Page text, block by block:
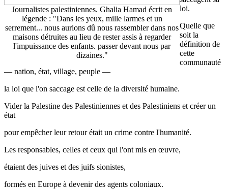
Journalistes palestiniennes. Ghalia Hamad écrit en
légende : "Dans les yeux, mille larmes et un
serrement... nous aurions dû nous rassembler dans nos
maisons détruites au lieu de rester assis à regarder
l'impuissance des enfants. passer devant nous par
dizaines."
loi.
Quelle que
soit la
définition de
cette
communauté
— nation, état, village, peuple —
la loi que l'on saccage est celle de la diversité humaine.
Vider la Palestine des Palestiniennes et des Palestiniens et créer un
état
pour empêcher leur retour était un crime contre l'humanité.
Les responsables, celles et ceux qui l'ont mis en œuvre,
étaient des juives et des juifs sionistes,
formés en Europe à devenir des agents coloniaux.